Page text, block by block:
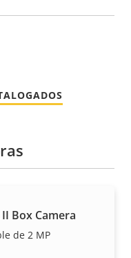
Box Camera
de 2 MP